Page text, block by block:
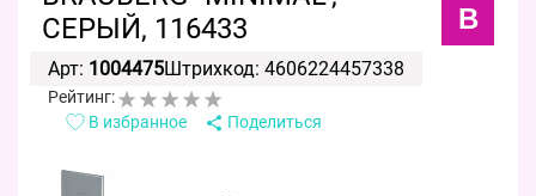
СЕРЫЙ, 116433
B
Арт: 1004475Штрихкод: 4606224457338
Рейтинг:
В избранное
Поделиться